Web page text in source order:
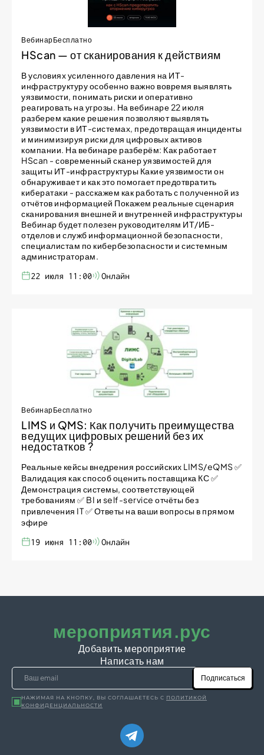
ВебинарБесплатно
HScan — от сканирования к действиям
В условиях усиленного давления на ИТ-
инфраструктуру особенно важно вовремя выявлять
уязвимости, понимать риски и оперативно
реагировать на угрозы. На вебинаре 22 июля
разберем какие решения позволяют выявлять
уязвимости в ИТ-системах, предотвращая инциденты
и минимизируя риски для цифровых активов
компании. На вебинаре разберём: Как работает
HScan - современный сканер уязвимостей для
защиты ИТ-инфраструктуры Какие уязвимости он
обнаруживает и как это помогает предотвратить
кибератаки - расскажем как работать с полученной из
отчётов информацией Покажем реальные сценария
сканирования внешней и внутренней инфраструктуры
Вебинар будет полезен руководителям ИТ/ИБ-
отделов и служб информационной безопасности,
специалистам по кибербезопасности и системным
администраторам.
22 июля 11:00
Онлайн
ВебинарБесплатно
LIMS и QMS: Как получить преимущества
ведущих цифровых решений без их
недостатков ?
Реальные кейсы внедрения российских LIMS/eQMS ✅
Валидация как способ оценить поставщика КС ✅
Демонстрация системы, соответствующей
требованиям ✅ BI и self-service отчёты без
привлечения IT ✅ Ответы на ваши вопросы в прямом
эфире
19 июня 11:00
Онлайн
мероприятия.рус
Добавить мероприятие
Написать нам
Подписаться
НАЖИМАЯ НА КНОПКУ, ВЫ СОГЛАШАЕТЕСЬ С ПОЛИТИКОЙ
КОНФИДЕНЦИАЛЬНОСТИ